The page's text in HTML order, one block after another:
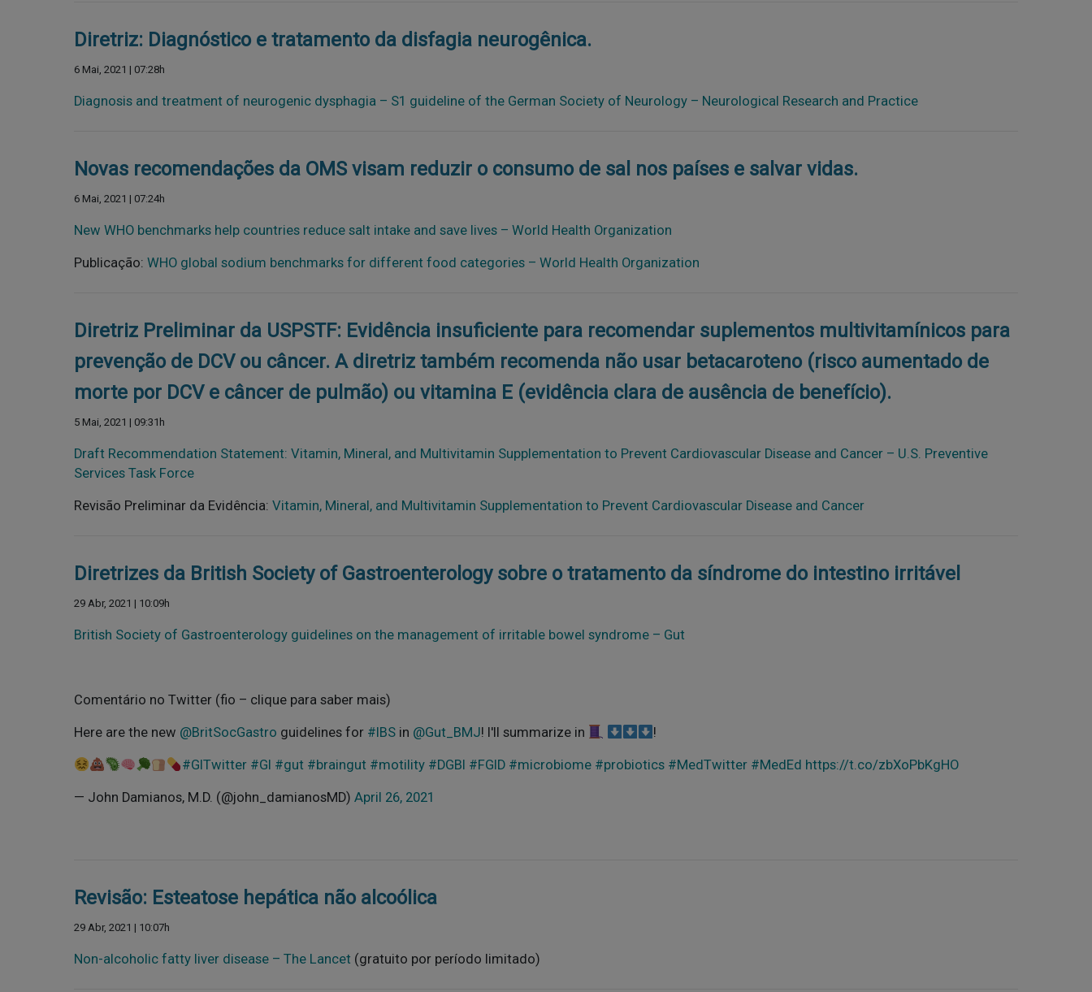
Diretriz: Diagnóstico e tratamento da disfagia neurogênica.
6 Mai, 2021 | 07:28h
Diagnosis and treatment of neurogenic dysphagia – S1 guideline of the German Society of Neurology – Neurological Research and Practice
Novas recomendações da OMS visam reduzir o consumo de sal nos países e salvar vidas.
6 Mai, 2021 | 07:24h
New WHO benchmarks help countries reduce salt intake and save lives – World Health Organization
Publicação: WHO global sodium benchmarks for different food categories – World Health Organization
Diretriz Preliminar da USPSTF: Evidência insuficiente para recomendar suplementos multivitamínicos para
prevenção de DCV ou câncer. A diretriz também recomenda não usar betacaroteno (risco aumentado de
morte por DCV e câncer de pulmão) ou vitamina E (evidência clara de ausência de benefício).
5 Mai, 2021 | 09:31h
Draft Recommendation Statement: Vitamin, Mineral, and Multivitamin Supplementation to Prevent Cardiovascular Disease and Cancer – U.S. Preventive
Services Task Force
Revisão Preliminar da Evidência: Vitamin, Mineral, and Multivitamin Supplementation to Prevent Cardiovascular Disease and Cancer
Diretrizes da British Society of Gastroenterology sobre o tratamento da síndrome do intestino irritável
29 Abr, 2021 | 10:09h
British Society of Gastroenterology guidelines on the management of irritable bowel syndrome – Gut
Comentário no Twitter (fio – clique para saber mais)
Here are the new @BritSocGastro guidelines for #IBS in @Gut_BMJ! I'll summarize in !
#GITwitter #GI #gut #braingut #motility #DGBI #FGID #microbiome #probiotics #MedTwitter #MedEd https://t.co/zbXoPbKgHO
— John Damianos, M.D. (@john_damianosMD) April 26, 2021
Revisão: Esteatose hepática não alcoólica
29 Abr, 2021 | 10:07h
Non-alcoholic fatty liver disease – The Lancet (gratuito por período limitado)